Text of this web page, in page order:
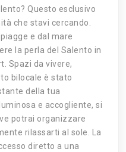
Questo esclusivo
che stavi cercando.
e dal mare
la perla del Salento in
Spazi da vivere,
bilocale è stato
della tua
e accogliente, si
potrai organizzare
rilassarti al sole. La
diretto a una